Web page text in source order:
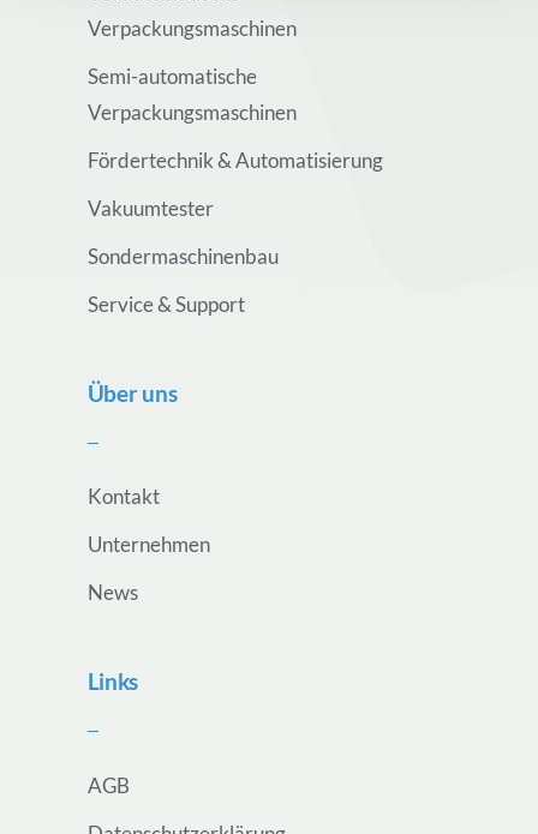
Verpackungsmaschinen
Semi-automatische
Verpackungsmaschinen
Fördertechnik & Automatisierung
Vakuumtester
Sondermaschinenbau
Service & Support
Über uns
Kontakt
Unternehmen
News
Links
AGB